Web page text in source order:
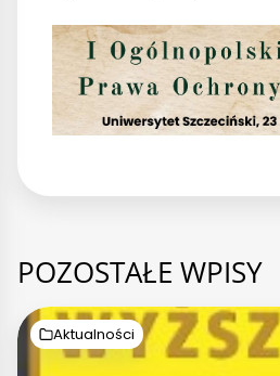
POZOSTAŁE WPISY
Aktualności